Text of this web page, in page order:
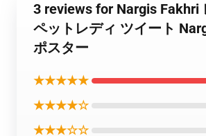
3 reviews for Nargis Fakhri
ペットレディ ツイート
ポスター
★★★★★
★★★★☆
★★★☆☆